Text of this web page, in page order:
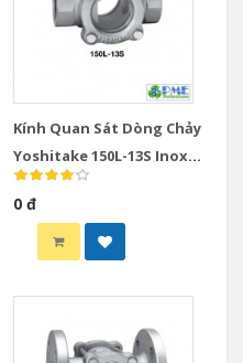
Kính Quan Sát Dòng Chảy
Yoshitake 150L-13S Inox
Nhật Bản DN15-DN50 Ren
JIS Rc
0 đ